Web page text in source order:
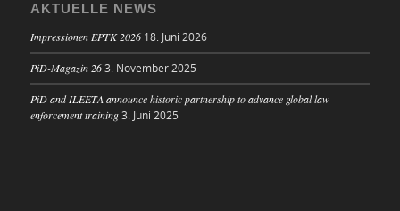
AKTUELLE NEWS
Impressionen EPTK 2026 18. Juni 2026
PiD-Magazin 26 3. November 2025
PiD and ILEETA announce historic partnership to advance global law
enforcement training 3. Juni 2025